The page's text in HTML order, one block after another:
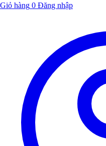
Giỏ hàng 0 Đăng nhập